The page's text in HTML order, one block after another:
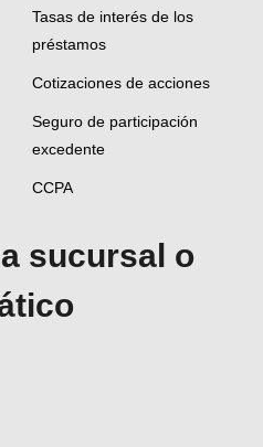
Tasas de interés de los
préstamos
Cotizaciones de acciones
Seguro de participación
excedente
CCPA
sucursal o